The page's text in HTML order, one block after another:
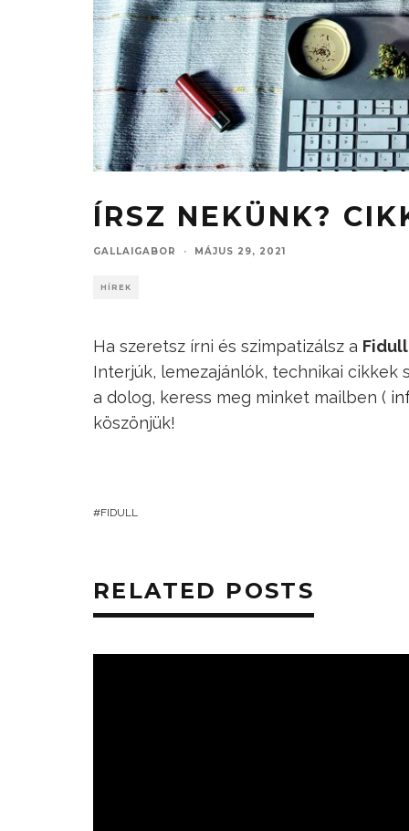
ÍRSZ NEKÜNK?
GALLAIGABOR · MÁJUS 29, 2021
HÍREK
Ha szeretsz írni és szimpatizálsz a Fidull
Interjúk, lemezajánlók, technikai
a dolog, keress meg minket mailben (
köszönjük!
FIDULL
RELATED POSTS